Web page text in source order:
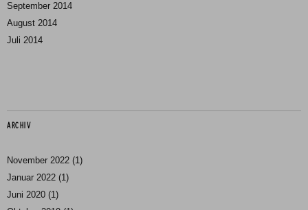
September 2014
August 2014
Juli 2014
ARCHIV
November 2022 (1)
Januar 2022 (1)
Juni 2020 (1)